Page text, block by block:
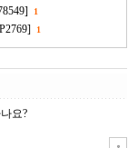
1
1
요?